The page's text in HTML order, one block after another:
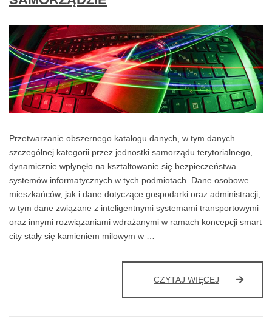
Przetwarzanie obszernego katalogu danych, w tym danych
szczególnej kategorii przez jednostki samorządu terytorialnego,
dynamicznie wpłynęło na kształtowanie się bezpieczeństwa
systemów informatycznych w tych podmiotach. Dane osobowe
mieszkańców, jak i dane dotyczące gospodarki oraz administracji,
w tym dane związane z inteligentnymi systemami transportowymi
oraz innymi rozwiązaniami wdrażanymi w ramach koncepcji smart
city stały się kamieniem milowym w …
CZYTAJ WIĘCEJ